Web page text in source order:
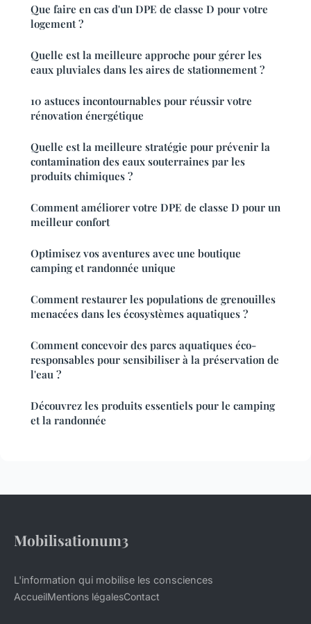
Que faire en cas d'un DPE de classe D pour votre
logement ?
Quelle est la meilleure approche pour gérer les
eaux pluviales dans les aires de stationnement ?
10 astuces incontournables pour réussir votre
rénovation énergétique
Quelle est la meilleure stratégie pour prévenir la
contamination des eaux souterraines par les
produits chimiques ?
Comment améliorer votre DPE de classe D pour un
meilleur confort
Optimisez vos aventures avec une boutique
camping et randonnée unique
Comment restaurer les populations de grenouilles
menacées dans les écosystèmes aquatiques ?
Comment concevoir des parcs aquatiques éco-
responsables pour sensibiliser à la préservation de
l'eau ?
Découvrez les produits essentiels pour le camping
et la randonnée
Mobilisationum3
L'information qui mobilise les consciences
AccueilMentions légalesContact